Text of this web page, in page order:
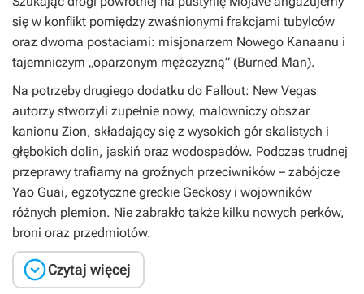
się w konflikt pomiędzy zwaśnionymi frakcjami tubylców
oraz dwoma postaciami: misjonarzem Nowego Kanaanu i
tajemniczym „oparzonym mężczyzną” (Burned Man).
Na potrzeby drugiego dodatku do Fallout: New Vegas
autorzy stworzyli zupełnie nowy, malowniczy obszar
kanionu Zion, składający się z wysokich gór skalistych i
głębokich dolin, jaskiń oraz wodospadów. Podczas trudnej
przeprawy trafiamy na groźnych przeciwników – zabójcze
Yao Guai, egzotyczne greckie Geckosy i wojowników
różnych plemion. Nie zabrakło także kilku nowych perków,
broni oraz przedmiotów.
Czytaj więcej